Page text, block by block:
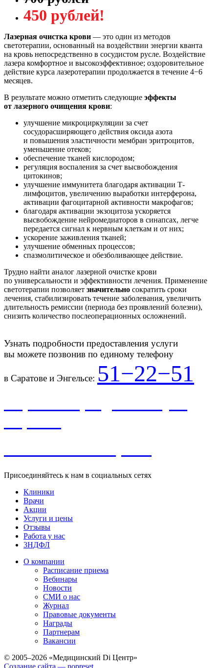
450 рублей!
Лазерная очистка крови — это один из методов
светотерапии, основанный на воздействии энергии кванта
на кровь непосредственно в сосудистом русле. Воздействие
лазера комфортное и высокоэффективное; оздоровительное
действие курса лазеротерапии продолжается в течение 4−6
месяцев.
В результате можно отметить следующие эффекты
от лазерного очищения крови:
улучшение микроциркуляции за счет
сосудорасширяющего действия оксида азота
и повышения эластичности мембран эритроцитов,
уменьшение отеков;
обеспечение тканей кислородом;
регуляция воспаления за счет высвобождения
цитокинов;
улучшение иммунитета благодаря активации Т-
лимфоцитов, увеличению выработки интерферона,
активации фагоцитарной активности макрофагов;
благодаря активации экзоцитоза ускоряется
высвобождение нейромедиаторов в синапсах, легче
передается сигнал к нервным клеткам и от них;
ускорение заживления тканей;
улучшение обменных процессов;
спазмолитическое и обезболивающее действие.
Трудно найти аналог лазерной очистке крови
по универсальности и эффективности лечения. Применение
светотерапии позволяет значительно сократить сроки
лечения, стабилизировать течение заболевания, увеличить
длительность ремиссии (периода без проявлений болезни),
снизить количество послеоперационных осложнений.
Узнать подробности предоставления услуги
вы можете позвонив по единому телефону
в Саратове и Энгельсе: 51−22−51
Присоединяйтесь к нам в социальных сетях
Клиники
Врачи
Акции
Услуги и цены
Отзывы
Работа у нас
3НДФЛ
О компании
Расписание приема
Вебинары
Новости
СМИ о нас
Журнал
Правовые документы
Награды
Партнерам
Вакансии
© 2005–2026 «Медицинский Di Центр»